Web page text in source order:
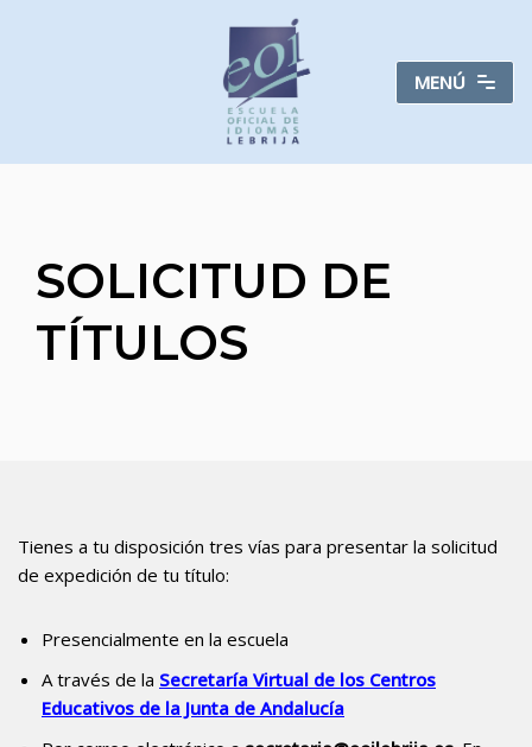
MENÚ
SOLICITUD DE
TÍTULOS
Tienes a tu disposición tres vías para presentar la solicitud
de expedición de tu título:
Presencialmente en la escuela
A través de la Secretaría Virtual de los Centros
Educativos de la Junta de Andalucía